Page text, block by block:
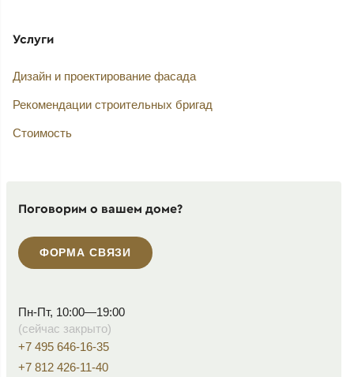
Услуги
Дизайн и проектирование фасада
Рекомендации строительных бригад
Стоимость
Поговорим о вашем доме?
ФОРМА СВЯЗИ
Пн-Пт, 10:00—19:00
(сейчас закрыто)
+7 495 646-16-35
+7 812 426-11-40